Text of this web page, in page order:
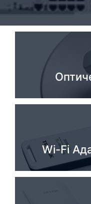
Наушники
Сетевое
Digital Signage
Компьютеры Fujitsu
Комплектующие ПК
Wi-Fi